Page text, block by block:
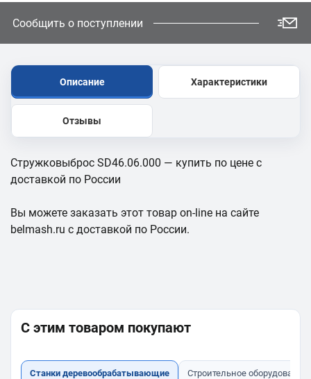
Сообщить о поступлении
Описание Характеристики
Отзывы
Стружковыброс SD46.06.000 — купить по цене с
доставкой по России
Вы можете заказать этот товар on-line на сайте
belmash.ru с доставкой по России.
С этим товаром покупают
Станки деревообрабатывающие Строительное оборудование